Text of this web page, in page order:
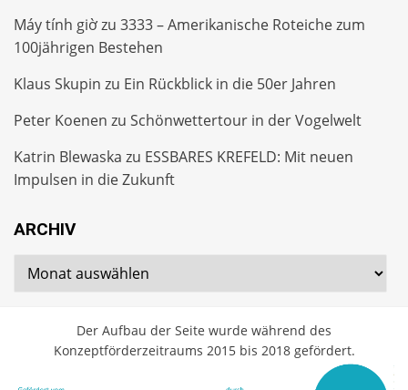
Máy tính giờzu 3333 – Amerikanische Roteiche zum
100jährigen Bestehen
Klaus Skupin zu Ein Rückblick in die 50er Jahren
Peter Koenen zu Schönwettertour in der Vogelwelt
Katrin Blewaska zu ESSBARES KREFELD: Mit neuen
Impulsen in die Zukunft
ARCHIV
Archiv
Der Aufbau der Seite wurde während des
Konzeptförderzeitraums 2015 bis 2018 gefördert.